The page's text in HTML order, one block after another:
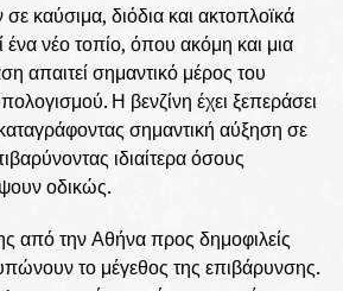
καύσιμα, διόδια και ακτοπλοϊκά
ένα νέο τοπίο, όπου ακόμη και μια
απαιτεί σημαντικό μέρος του
Η βενζίνη έχει ξεπεράσει
σημαντική αύξηση σε
ιδιαίτερα όσους
οδικώς.
από την Αθήνα προς δημοφιλείς
το μέγεθος της επιβάρυνσης.